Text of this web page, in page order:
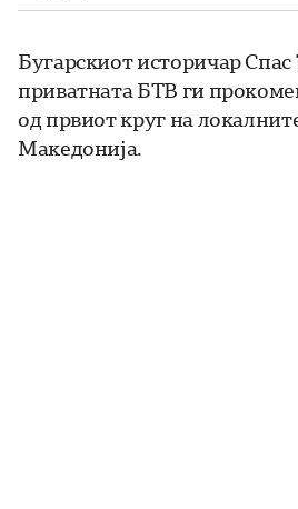
Бугарскиот историчар Спас
приватната БТВ ги
од првиот круг на
Македонија.